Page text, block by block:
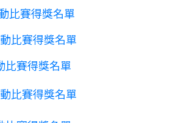
比賽得獎名單
比賽得獎名單
比賽得獎名單
比賽得獎名單